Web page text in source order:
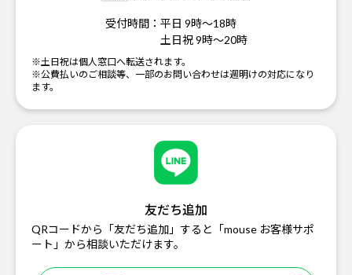
受付時間： 平日 9時～18時
土日祝 9時～20時
※土日祝は個人窓口へ転送されます。
※公費払いのご相談等、一部のお問い合わせは週明けの対応になり
ます。
友だち追加
QRコードから「友だち追加」すると「mouse お客様サポ
ート」から相談いただけます。